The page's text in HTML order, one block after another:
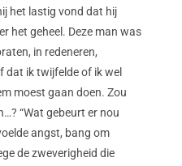
het lastig vond dat hij
het geheel. Deze man was
in redeneren,
dat ik twijfelde of ik wel
moest gaan doen. Zou
“Wat gebeurt er nou
angst, bang om
de zweverigheid die